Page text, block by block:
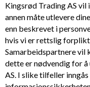
Kingsrød Trading AS vil
annen måte utlevere
enn beskrevet i
hvis vi er rettslig
Samarbeidspartnere vil
dette er nødvendig for
AS. I slike tilfeller